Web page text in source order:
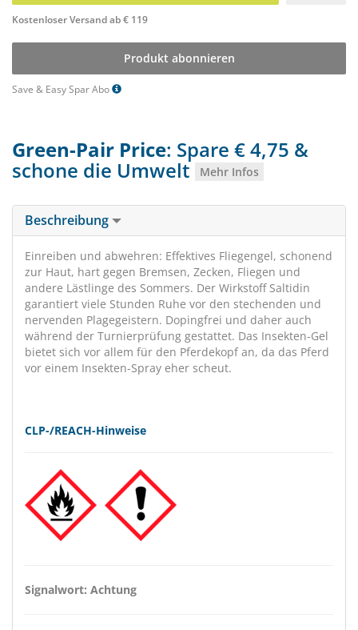
Kostenloser Versand ab € 119
Produkt abonnieren
Save & Easy Spar Abo
Green-Pair Price: Spare € 4,75 &
schone die Umwelt Mehr Infos
Beschreibung
Einreiben und abwehren: Effektives Fliegengel, schonend
zur Haut, hart gegen Bremsen, Zecken, Fliegen und
andere Lästlinge des Sommers. Der Wirkstoff Saltidin
garantiert viele Stunden Ruhe vor den stechenden und
nervenden Plagegeistern. Dopingfrei und daher auch
während der Turnierprüfung gestattet. Das Insekten-Gel
bietet sich vor allem für den Pferdekopf an, da das Pferd
vor einem Insekten-Spray eher scheut.
CLP-/REACH-Hinweise
Signalwort: Achtung